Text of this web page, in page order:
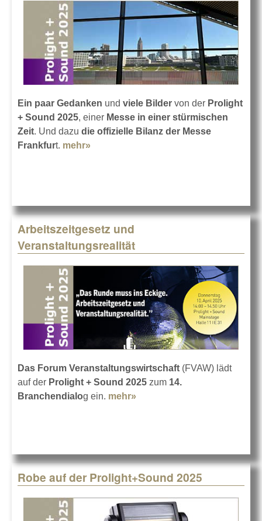
Ein paar Gedanken und viele Bilder von der Prolight
+ Sound 2025, einer Messe in einer stürmischen
Zeit. Und dazu die offizielle Bilanz der Messe
Frankfurt. mehr»
Arbeitszeitgesetz und
Veranstaltungsrealität
Das Forum Veranstaltungswirtschaft (FVAW) lädt
auf der Prolight + Sound 2025 zum 14.
Branchendialog ein. mehr»
Robe auf der Prolight+Sound 2025